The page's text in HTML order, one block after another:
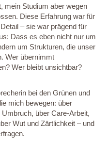
mein Studium aber wegen
Diese Erfahrung war für
– sie war prägend für
Dass es eben nicht nur um
um Strukturen, die unser
Wer übernimmt
Wer bleibt unsichtbar?
bei den Grünen und
mich bewegen: über
über Care-Arbeit,
Wut und Zärtlichkeit – und